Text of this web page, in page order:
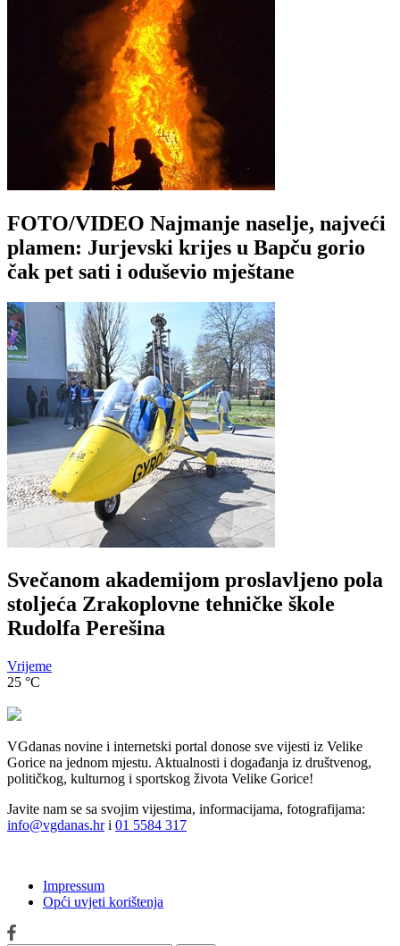
FOTO/VIDEO Najmanje naselje, najveći
plamen: Jurjevski krijes u Bapču gorio
čak pet sati i oduševio mještane
Svečanom akademijom proslavljeno pola
stoljeća Zrakoplovne tehničke škole
Rudolfa Perešina
Vrijeme
25 °C
VGdanas novine i internetski portal donose sve vijesti iz Velike
Gorice na jednom mjestu. Aktualnosti i događanja iz društvenog,
političkog, kulturnog i sportskog života Velike Gorice!
Javite nam se sa svojim vijestima, informacijama, fotografijama:
info@vgdanas.hri 01 5584 317
Impressum
Opći uvjeti korištenja